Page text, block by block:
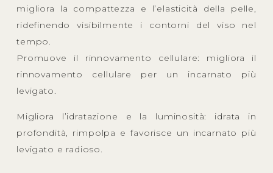
migliora la compattezza e l’elasticità della pelle,
ridefinendo visibilmente i contorni del viso nel
tempo.
Promuove il rinnovamento cellulare: migliora il
rinnovamento cellulare per un incarnato più
levigato.
Migliora l’idratazione e la luminosità: idrata in
profondità, rimpolpa e favorisce un incarnato più
levigato e radioso.